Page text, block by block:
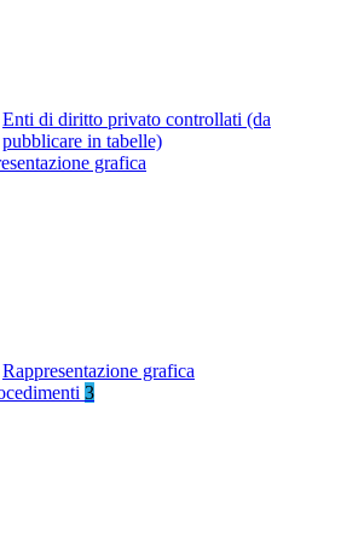
Enti di diritto privato controllati (da
pubblicare in tabelle)
grafica
Rappresentazione grafica
3